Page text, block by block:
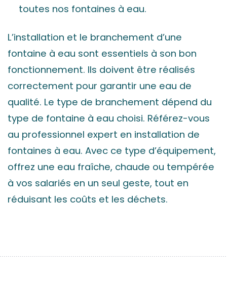
toutes nos fontaines à eau.
L’installation et le branchement d’une
fontaine à eau sont essentiels à son bon
fonctionnement. Ils doivent être réalisés
correctement pour garantir une eau de
qualité. Le type de branchement dépend du
type de fontaine à eau choisi. Référez-vous
au professionnel expert en installation de
fontaines à eau. Avec ce type d’équipement,
offrez une eau fraîche, chaude ou tempérée
à vos salariés en un seul geste, tout en
réduisant les coûts et les déchets.